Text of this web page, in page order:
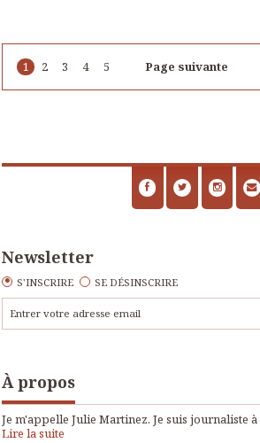
1 2 3 4 5 Page suivante
Newsletter
S'INSCRIRE SE DÉSINSCRIRE
À propos
Je m'appelle Julie Martinez. Je suis journaliste à
Lire la suite